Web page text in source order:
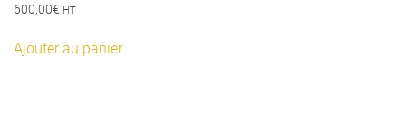
600,00€ HT
Ajouter au panier